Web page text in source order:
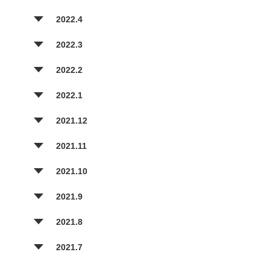
2022.4
2022.3
2022.2
2022.1
2021.12
2021.11
2021.10
2021.9
2021.8
2021.7